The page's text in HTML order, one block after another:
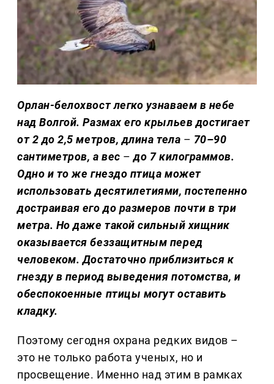
Орлан-белохвост легко узнаваем в небе
над Волгой. Размах его крыльев достигает
от 2 до 2,5 метров, длина тела – 70–90
сантиметров, а вес – до 7 килограммов.
Одно и то же гнездо птица может
использовать десятилетиями, постепенно
достраивая его до размеров почти в три
метра. Но даже такой сильный хищник
оказывается беззащитным перед
человеком. Достаточно приблизиться к
гнезду в период выведения потомства, и
обеспокоенные птицы могут оставить
кладку.
Поэтому сегодня охрана редких видов –
это не только работа ученых, но и
просвещение. Именно над этим в рамках